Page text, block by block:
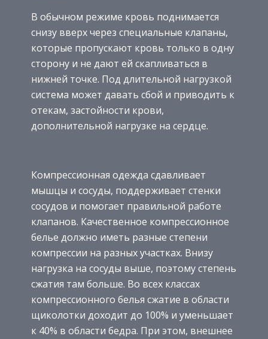
В обычном режиме кровь поднимается
снизу вверх через специальные клапаны,
которые пропускают кровь только в одну
сторону и не дают ей скапливаться в
нижней точке. Под длительной нагрузкой
система может давать сбой и приводить к
отекам, застойности крови,
дополнительной нагрузке на сердце.
Компрессионная одежда сдавливает
мышцы и сосуды, поддерживает стенки
сосудов и помогает правильной работе
клапанов. Качественное компрессионное
белье должно иметь разные степени
компрессии на разных участках. Внизу
нагрузка на сосуды выше, поэтому степень
сжатия там больше. Во всех классах
компрессионного белья сжатие в области
щиколотки доходит до 100% и уменьшает
к 40% в области бедра. При этом, внешнее